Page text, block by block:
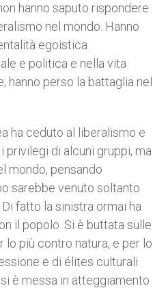
hanno saputo rispondere
nel mondo. Hanno
egoistica
e politica e nella vita
hanno perso la battaglia nel
ha ceduto al liberalismo e
privilegi di alcuni gruppi, ma
mondo, pensando
sarebbe venuto soltanto
fatto la sinistra ormai ha
il popolo. Si è buttata sulle
lo più contro natura, e per lo
e di élites culturali
è messa in atteggiamento